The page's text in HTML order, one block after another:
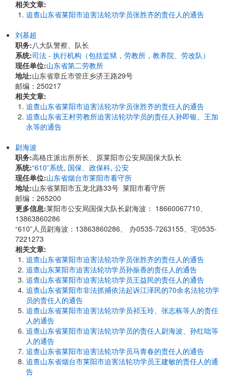
相关文章:
追查山东省莱阳市迫害法轮功学员张胜齐的责任人的通告
刘基超
职务:八大队警察、队长
系统:司法 - 执行机构（包括监狱，劳教所，教养院、劳改队）
现任单位:山东省第二劳教所
地址:​山东省章丘市管庄乡济王路29号
邮编：250217
相关文章:
追查山东省莱阳市迫害法轮功学员张胜齐的责任人的通告
追查山东省王村劳教所迫害法轮功学员的责任人孙即银、王加
永等的通告
尉海波
职务:高格庄派出所所长、原莱阳市公安局国保大队长
系统:“610”系统, 国保、政保科, 公安
现任单位:山东省烟台市莱阳市看守所
地址:山东省莱阳市五龙北路33号 莱阳市看守所
邮编：265200
更多信息:莱阳市公安局国保大队长尉海波： 18660067710、
13863860286
“610”人员尉海波：13863860286、 办0535-7263155、宅0535-
7221273
相关文章:
追查山东省莱阳市迫害法轮功学员张胜齐的责任人的通告
追查山东莱阳市迫害法轮功学员孙振香的责任人的通告
追查山东省莱阳市迫害法轮功学员王益民的责任人的通告
追查山东省莱阳市非法抓捕依法起诉江泽民的70余名法轮功学
员的责任人的通告
追查山东省莱阳市迫害法轮功学员祁玉玲、张志栋等人的责任
人的通告
追查山东省莱阳市迫害法轮功学员的责任人尉海波、孙红咄等
人的通告
追查山东省莱阳市迫害法轮功学员马青春的责任人的通告
追查山东省烟台市莱阳市迫害法轮功学员王建敏的责任人的通
告